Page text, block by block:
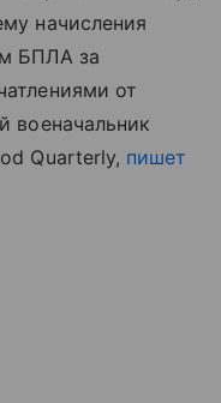
начисления
БПЛА за
от
военачальник
Quarterly, пишет